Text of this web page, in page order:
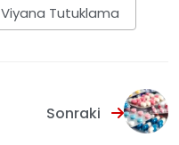
Viyana Tutuklama
Sonraki